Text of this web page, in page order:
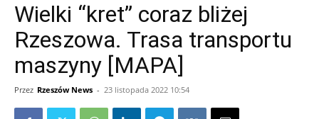
Wielki “kret” coraz bliżej
Rzeszowa. Trasa transportu
maszyny [MAPA]
Przez Rzeszów News - 23 listopada 2022 10:54